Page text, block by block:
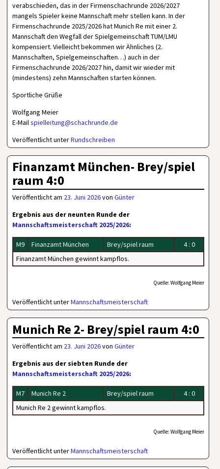
verabschieden, das in der Firmenschachrunde 2026/2027
mangels Spieler keine Mannschaft mehr stellen kann. In der
Firmenschachrunde 2025/2026 hat Munich Re mit einer 2.
Mannschaft den Wegfall der Spielgemeinschaft TUM/LMU
kompensiert. Vielleicht bekommen wir Ähnliches (2.
Mannschaften, Spielgemeinschaften…) auch in der
Firmenschachrunde 2026/2027 hin, damit wir wieder mit
(mindestens) zehn Mannschaften starten können.
Sportliche Grüße
Wolfgang Meier
E-Mailspielleitung@schachrunde.de
Veröffentlicht unterRundschreiben
Finanzamt München- Brey/spiel
raum 4:0
Veröffentlicht am 23. Juni 2026vonGünter
Ergebnis aus der neunten Runde der
Mannschaftsmeisterschaft 2025/2026:
M9 Finanzamt München Brey/spiel raum
4 : 0
Finanzamt München gewinnt kampflos.
Quelle: Wolfgang Meier
Veröffentlicht unterMannschaftsmeisterschaft
Munich Re 2- Brey/spiel raum 4:0
Veröffentlicht am 23. Juni 2026vonGünter
Ergebnis aus der siebten Runde der
Mannschaftsmeisterschaft 2025/2026:
M7 Munich Re 2 Brey/spiel raum
4 : 0
Munich Re 2 gewinnt kampflos.
Quelle: Wolfgang Meier
Veröffentlicht unterMannschaftsmeisterschaft